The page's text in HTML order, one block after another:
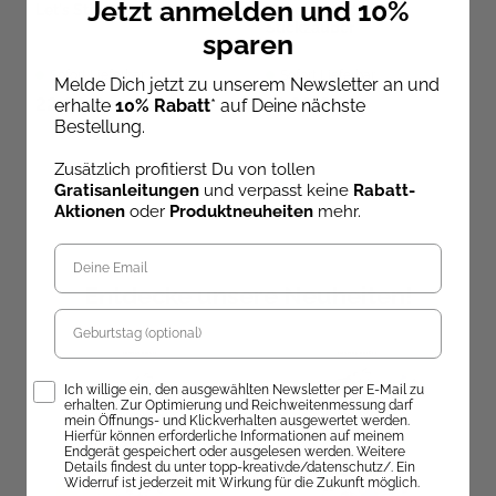
Let's Stitch Flowers
Sofort Lieferbar
22,00 €
Häkelfreunde &
Stickzauber
Sofort Lieferbar
19,99 €
Entdecke unsere Neuheiten!
Jetzt anmelden und 10%
sparen
Melde Dich jetzt zu unserem Newsletter an und
erhalte 10% Rabatt* auf Deine nächste
Bestellung.
Zusätzlich profitierst Du von tollen
Gratisanleitungen und verpasst keine Rabatt-
Aktionen oder Produktneuheiten mehr.
Geburtstag
Opt-InIch willige ein, den ausgewählten Newsletter per E-Mail zu
erhalten. Zur Optimierung und Reichweitenmessung darf
mein Öffnungs- und Klickverhalten ausgewertet werden.
Hierfür können erforderliche Informationen auf meinem
Endgerät gespeichert oder ausgelesen werden. Weitere
Details findest du unter topp-kreativ.de/datenschutz/. Ein
Widerruf ist jederzeit mit Wirkung für die Zukunft möglich.